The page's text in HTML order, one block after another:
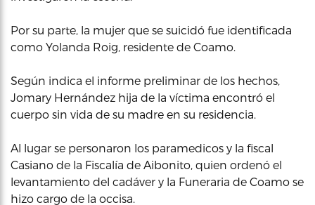
Por su parte, la mujer que se suicidó fue identificada
como Yolanda Roig, residente de Coamo.
Según indica el informe preliminar de los hechos,
Jomary Hernández hija de la víctima encontró el
cuerpo sin vida de su madre en su residencia.
Al lugar se personaron los paramedicos y la fiscal
Casiano de la Fiscalía de Aibonito, quien ordenó el
levantamiento del cadáver y la Funeraria de Coamo se
hizo cargo de la occisa.